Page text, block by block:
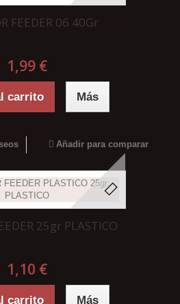
FEEDER 06 40Gr
1,99 €
carrito Más
Añadir para comparar
25gr PLASTICO
1,10 €
carrito Más